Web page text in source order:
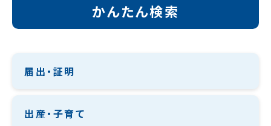
かんたん検索
届出・証明
出産・子育て